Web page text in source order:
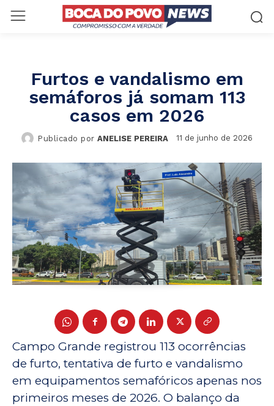
Furtos e vandalismo em
semáforos já somam 113
casos em 2026
Publicado por ANELISE PEREIRA 11 de junho de 2026
Campo Grande registrou 113 ocorrências
de furto, tentativa de furto e vandalismo
em equipamentos semafóricos apenas nos
primeiros meses de 2026. O balanço da